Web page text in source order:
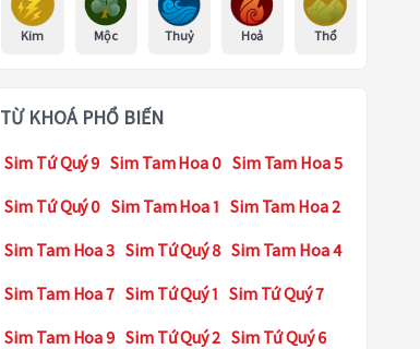
Kim Mộc Thuỷ Hoả Thổ
TỪ KHOÁ PHỔ BIẾN
Sim Tứ Quý 9 Sim Tam Hoa 0 Sim Tam Hoa 5
Sim Tứ Quý 0 Sim Tam Hoa 1 Sim Tam Hoa 2
Sim Tam Hoa 3 Sim Tứ Quý 8 Sim Tam Hoa 4
Sim Tam Hoa 7 Sim Tứ Quý 1 Sim Tứ Quý 7
Sim Tam Hoa 9 Sim Tứ Quý 2 Sim Tứ Quý 6